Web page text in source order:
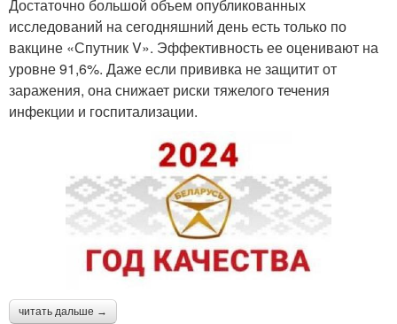
Достаточно большой объем опубликованных
исследований на сегодняшний день есть только по
вакцине «Спутник V». Эффективность ее оценивают на
уровне 91,6%. Даже если прививка не защитит от
заражения, она снижает риски тяжелого течения
инфекции и госпитализации.
читать дальше →